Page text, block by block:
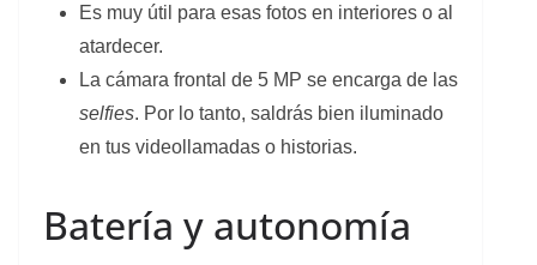
Es muy útil para esas fotos en interiores o al
atardecer.
La cámara frontal de 5 MP se encarga de las
selfies. Por lo tanto, saldrás bien iluminado
en tus videollamadas o historias.
Batería y autonomía